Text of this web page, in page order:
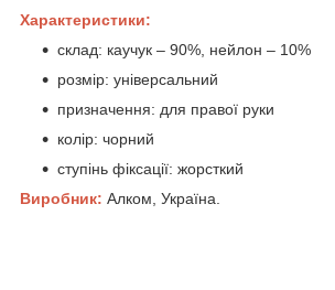
Характеристики:
склад: каучук – 90%, нейлон – 10%
розмір: універсальний
призначення: для правої руки
колір: чорний
ступінь фіксації: жорсткий
Виробник: Алком, Україна.